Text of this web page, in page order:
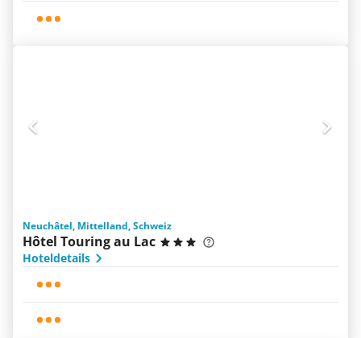
Neuchâtel, Mittelland, Schweiz
Hôtel Touring au Lac
Hoteldetails